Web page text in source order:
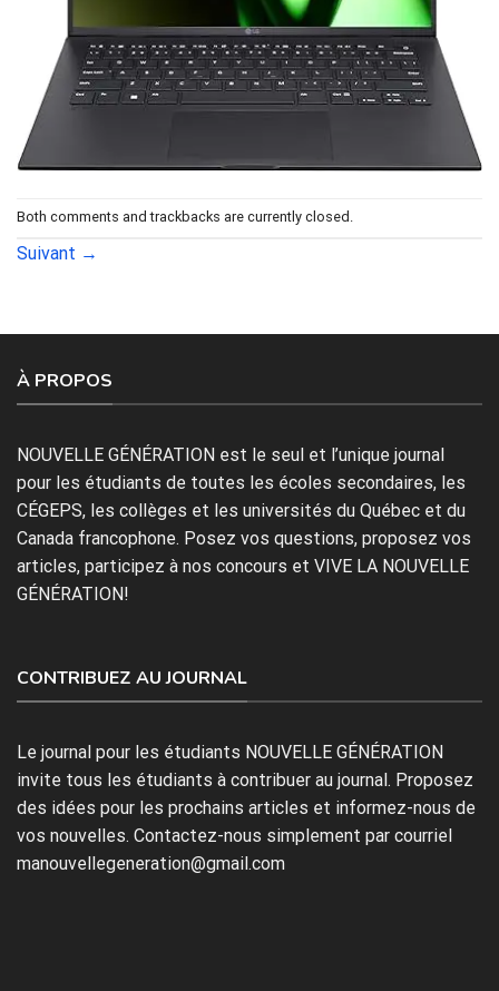
Both comments and trackbacks are currently closed.
Suivant →
À PROPOS
NOUVELLE GÉNÉRATION est le seul et l’unique journal
pour les étudiants de toutes les écoles secondaires, les
CÉGEPS, les collèges et les universités du Québec et du
Canada francophone. Posez vos questions, proposez vos
articles, participez à nos concours et VIVE LA NOUVELLE
GÉNÉRATION!
CONTRIBUEZ AU JOURNAL
Le journal pour les étudiants NOUVELLE GÉNÉRATION
invite tous les étudiants à contribuer au journal. Proposez
des idées pour les prochains articles et informez-nous de
vos nouvelles. Contactez-nous simplement par courriel
manouvellegeneration@gmail.com